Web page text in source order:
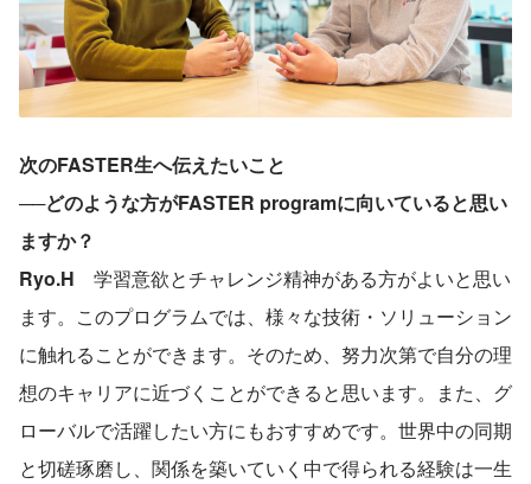
次のFASTER生へ伝えたいこと
──どのような方がFASTER programに向いていると思い
ますか？
Ryo.H 学習意欲とチャレンジ精神がある方がよいと思い
ます。このプログラムでは、様々な技術・ソリューション
に触れることができます。そのため、努力次第で自分の理
想のキャリアに近づくことができると思います。また、グ
ローバルで活躍したい方にもおすすめです。世界中の同期
と切磋琢磨し、関係を築いていく中で得られる経験は一生